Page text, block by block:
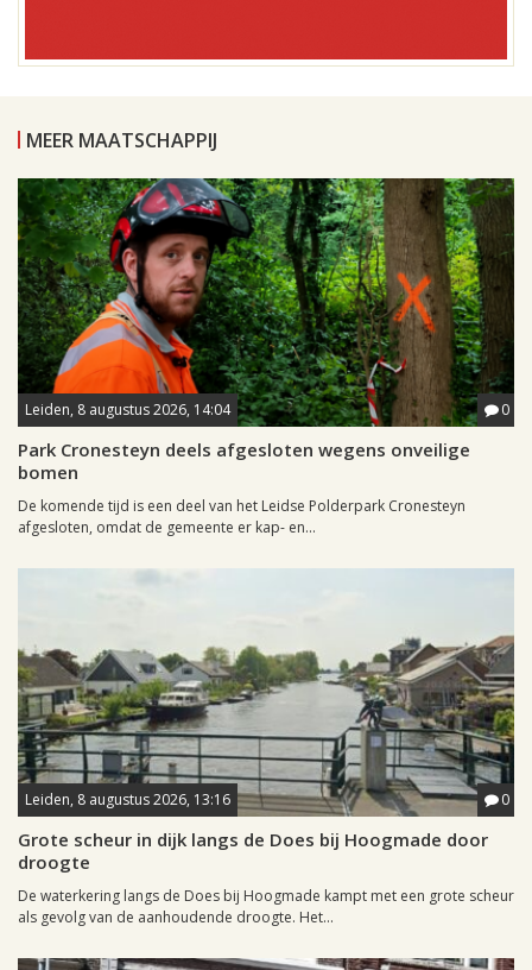
MEER MAATSCHAPPIJ
Leiden, 8 augustus 2026, 14:04 0
Park Cronesteyn deels afgesloten wegens onveilige
bomen
De komende tijd is een deel van het Leidse Polderpark Cronesteyn
afgesloten, omdat de gemeente er kap- en...
Leiden, 8 augustus 2026, 13:16 0
Grote scheur in dijk langs de Does bij Hoogmade door
droogte
De waterkering langs de Does bij Hoogmade kampt met een grote scheur
als gevolg van de aanhoudende droogte. Het...